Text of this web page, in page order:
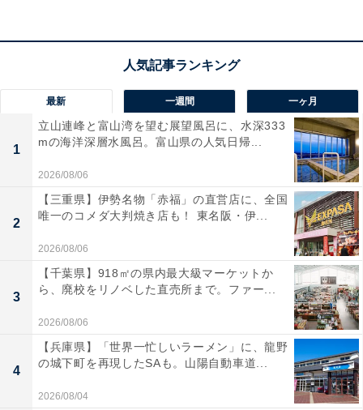
「ハウステンボス温泉」の口コミは？
「ハウステンボス温泉」には以下のような口コミが寄せ
られています。
最新 一週間 一ヶ月
1
立山連峰と富山湾を望む展望風呂に、水深333
mの海洋深層水風呂。富山県の人気日帰...
2026/08/06
2
【三重県】伊勢名物「赤福」の直営店に、全国
唯一のコメダ大判焼き店も！ 東名阪・伊...
2026/08/06
3
【千葉県】918㎡の県内最大級マーケットか
ら、廃校をリノベした直売所まで。ファー...
2026/08/06
4
【兵庫県】「世界一忙しいラーメン」に、龍野
の城下町を再現したSAも。山陽自動車道...
2026/08/04